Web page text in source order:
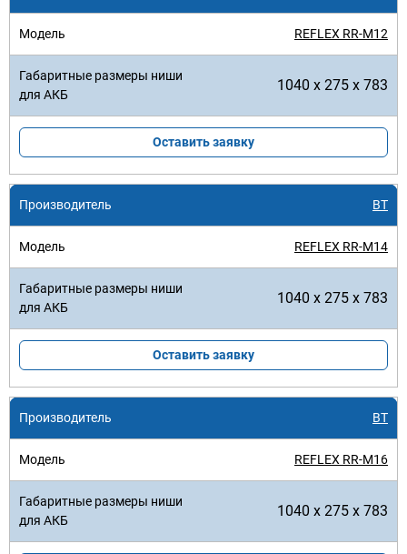
REFLEX RR-M12
1040 x 275 x 783
Оставить заявку
BT
REFLEX RR-M14
1040 x 275 x 783
Оставить заявку
BT
REFLEX RR-M16
1040 x 275 x 783